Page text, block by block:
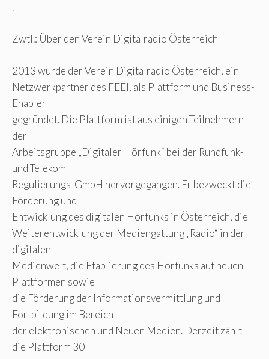
.
Zwtl.: Über den Verein Digitalradio Österreich
2013 wurde der Verein Digitalradio Österreich, ein
Netzwerkpartner des FEEI, als Plattform und Business-
Enabler
gegründet. Die Plattform ist aus einigen Teilnehmern
der
Arbeitsgruppe „Digitaler Hörfunk“ bei der Rundfunk-
und Telekom
Regulierungs-GmbH hervorgegangen. Er bezweckt die
Förderung und
Entwicklung des digitalen Hörfunks in Österreich, die
Weiterentwicklung der Mediengattung „Radio“ in der
digitalen
Medienwelt, die Etablierung des Hörfunks auf neuen
Plattformen sowie
die Förderung der Informationsvermittlung und
Fortbildung im Bereich
der elektronischen und Neuen Medien. Derzeit zählt
die Plattform 30